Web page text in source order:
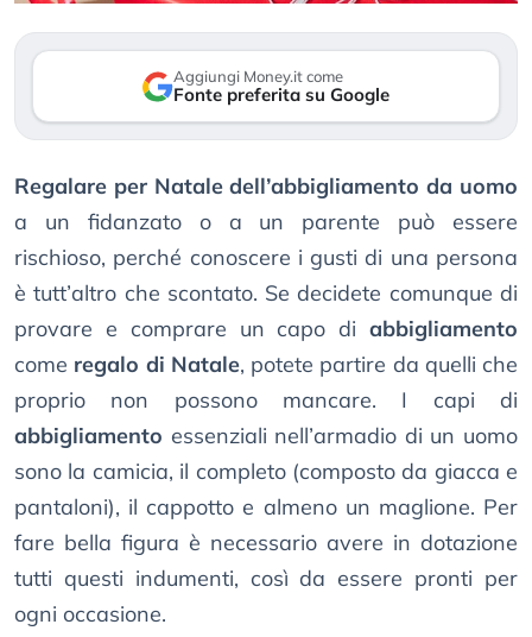
Aggiungi Money.it come
Fonte preferita su Google
Regalare per Natale dell’abbigliamento da uomo
a un fidanzato o a un parente può essere
rischioso, perché conoscere i gusti di una persona
è tutt’altro che scontato. Se decidete comunque di
provare e comprare un capo di abbigliamento
come regalo di Natale, potete partire da quelli che
proprio non possono mancare. I capi di
abbigliamento essenziali nell’armadio di un uomo
sono la camicia, il completo (composto da giacca e
pantaloni), il cappotto e almeno un maglione. Per
fare bella figura è necessario avere in dotazione
tutti questi indumenti, così da essere pronti per
ogni occasione.